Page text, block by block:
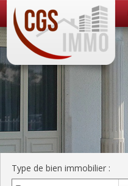
CGS Immo
CGS Immo Web
Type de bien immobilier :